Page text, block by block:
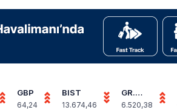
GBP
64,24
BIST
13.674,46
GR.
ALTIN
6.520,38